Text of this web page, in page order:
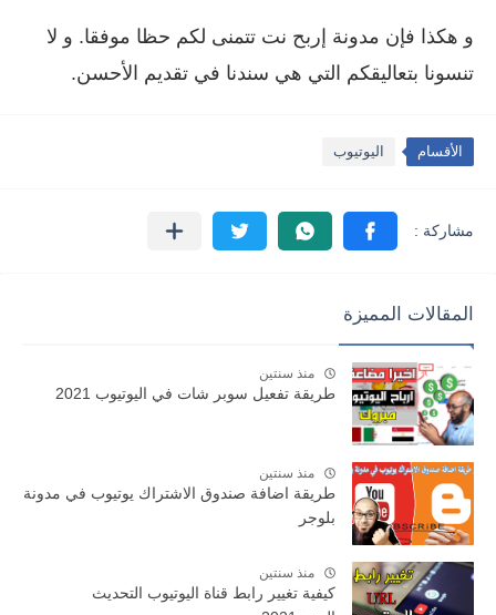
و هكذا فإن مدونة إربح نت تتمنى لكم حظا موفقا. و لا
تنسونا بتعاليقكم التي هي سندنا في تقديم الأحسن.
الأقسام اليوتيوب
المقالات المميزة
منذ سنتين
طريقة تفعيل سوبر شات في اليوتيوب 2021
منذ سنتين
طريقة اضافة صندوق الاشتراك يوتيوب في مدونة
بلوجر
منذ سنتين
كيفية تغيير رابط قناة اليوتيوب التحديث